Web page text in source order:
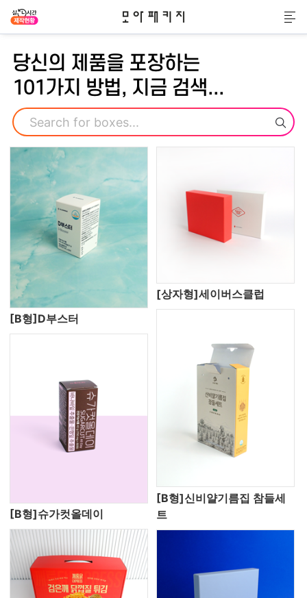
모아패키지
메
당신의 제품을 포장하는
101가지 방법, 지금 검색...
검색
[B형]D부스터
[상자형]세이버스클럽
[B형]슈가컷올데이
[B형]신비얄기름집 참들세
트